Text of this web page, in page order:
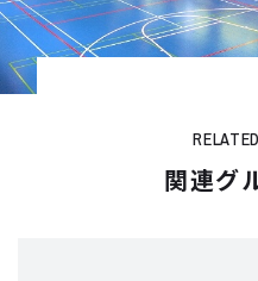
関連グ